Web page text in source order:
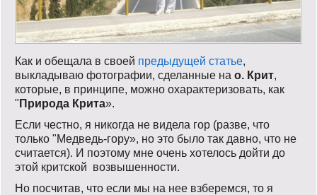
Как и обещала в своей предыдущей статье,
выкладываю фотографии, сделанные на о. Крит,
которые, в принципе, можно охарактеризовать, как
" Природа Крита».
Если честно, я никогда не видела гор (разве, что
только "Медведь-гору», но это было так давно, что не
считается). И поэтому мне очень хотелось дойти до
этой критской возвышенности.
Но посчитав, что если мы на нее взберемся, то я